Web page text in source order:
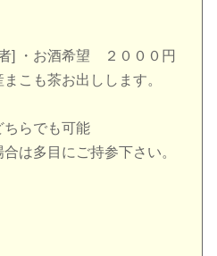
] ・お酒希望 ２０００円
こも茶お出しします。
らでも可能
は多目にご持参下さい。